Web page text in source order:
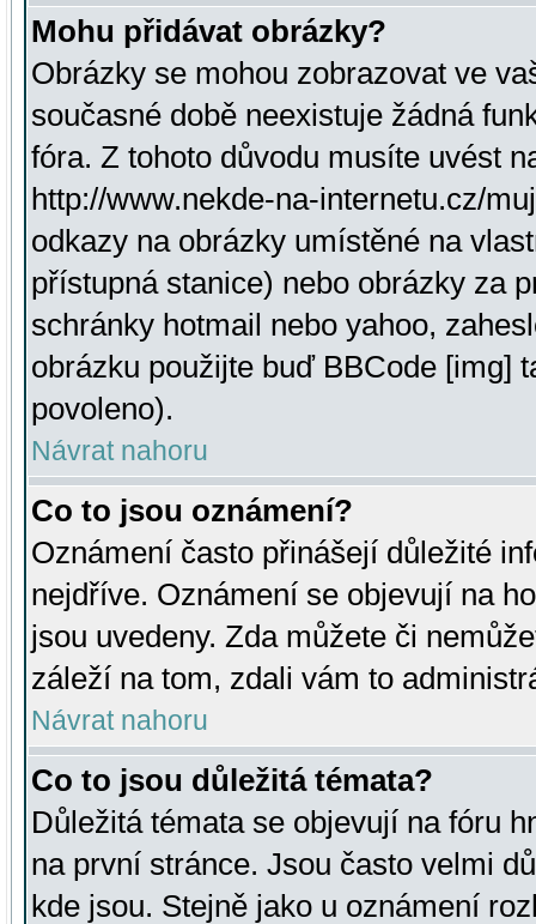
Mohu přidávat obrázky?
Obrázky se mohou zobrazovat ve
současné době neexistuje žádná
fóra. Z tohoto důvodu musíte uvést
http://www.nekde-na-internetu.cz/
odkazy na obrázky umístěné na
přístupná stanice) nebo obrázky za
schránky hotmail nebo yahoo,
obrázku použijte buď BBCode [img]
povoleno).
Návrat nahoru
Co to jsou oznámení?
Oznámení často přinášejí důležité
nejdříve. Oznámení se objevují na
jsou uvedeny. Zda můžete či
záleží na tom, zdali vám to
Návrat nahoru
Co to jsou důležitá témata?
Důležitá témata se objevují na fóru
na první stránce. Jsou často velmi
kde jsou. Stejně jako u oznámení